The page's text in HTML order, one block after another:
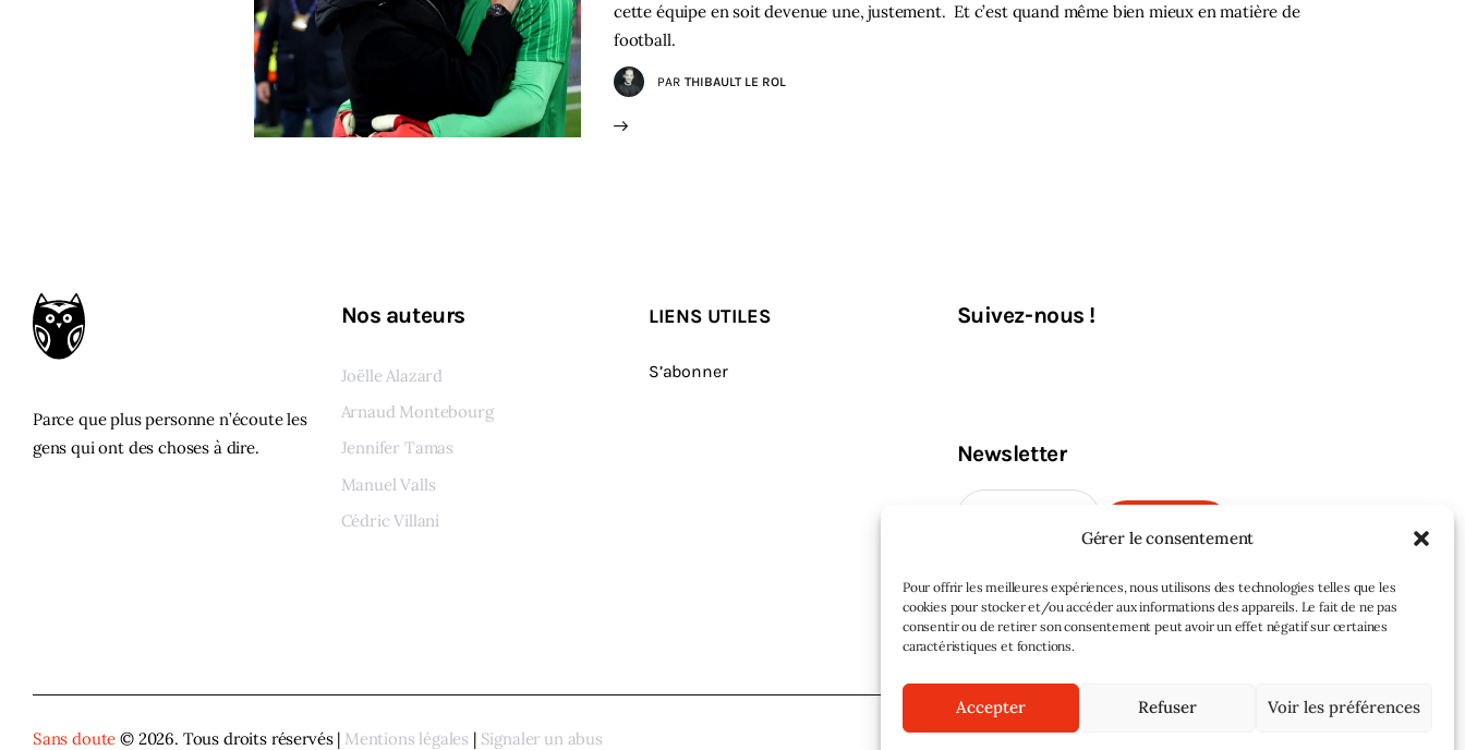
Gérer le consentement
Pour offrir les meilleures expériences, nous utilisons des technologies telles que les
cookies pour stocker et/ou accéder aux informations des appareils. Le fait de ne pas
consentir ou de retirer son consentement peut avoir un effet négatif sur certaines
caractéristiques et fonctions.
Accepter Refuser Voir les préférences
cette équipe en soit devenue une, justement. Et c’est quand même bien mieux en matière de
football.
PAR THIBAULT LE ROL
Parce que plus personne n’écoute les
gens qui ont des choses à dire.
Nos auteurs
Joëlle Alazard
Arnaud Montebourg
Jennifer Tamas
Manuel Valls
Cédric Villani
LIENS UTILES
S’abonner
Suivez-nous !
Newsletter
M'INSCRIRE
Sans doute © 2026. Tous droits réservés | Mentions légales | Signaler un abus